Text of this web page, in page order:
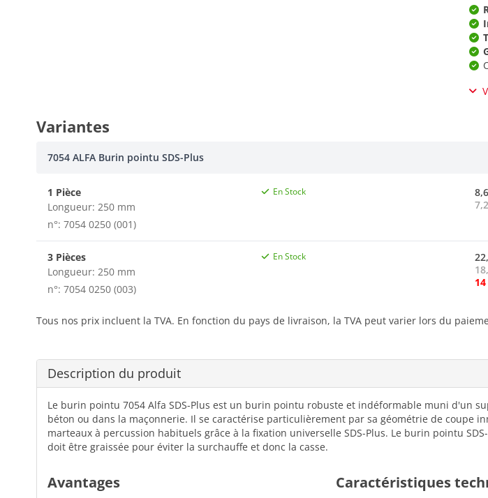
Variantes
7054 ALFA Burin pointu SDS-Plus
1 Pièce
Longueur: 250 mm
n°: 7054 0250 (001)
En Stock
3 Pièces
Longueur: 250 mm
n°: 7054 0250 (003)
En Stock
Tous nos prix incluent la TVA. En fonction du pays de livraison, la TVA peut varier lors du
Description du produit
Le burin pointu 7054 Alfa SDS-Plus est un burin pointu robuste et indéformable muni d'un
béton ou dans la maçonnerie. Il se caractérise particulièrement par sa géométrie de coupe
marteaux à percussion habituels grâce à la fixation universelle SDS-Plus. Le burin pointu
doit être graissée pour éviter la surchauffe et donc la casse.
Avantages Caractéristiques